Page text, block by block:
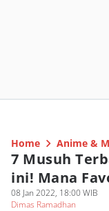
Home Anime &
7 Musuh
ini! Mana
08 Jan 2022, 18:00 WIB
Dimas Ramadhan